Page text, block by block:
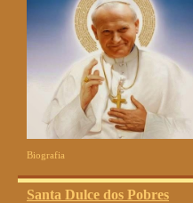
Biografia
Santa Dulce dos Pobres